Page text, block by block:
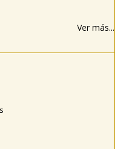
Ver más...